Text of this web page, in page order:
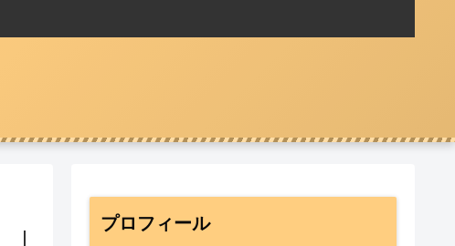
プロフィール